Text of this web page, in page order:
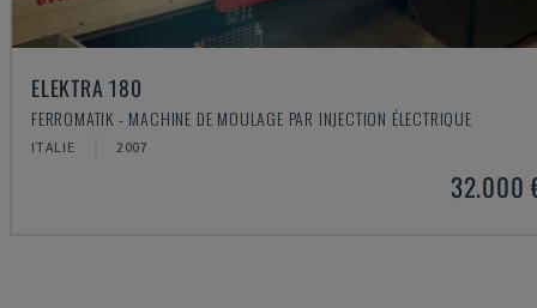
ELEKTRA 180
FERROMATIK - MACHINE DE MOULAGE PAR INJECTION ÉLECTRIQUE
ITALIE 2007
32.000